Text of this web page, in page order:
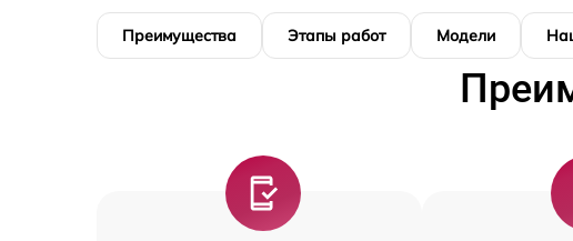
Преимущества Этапы работ Модели